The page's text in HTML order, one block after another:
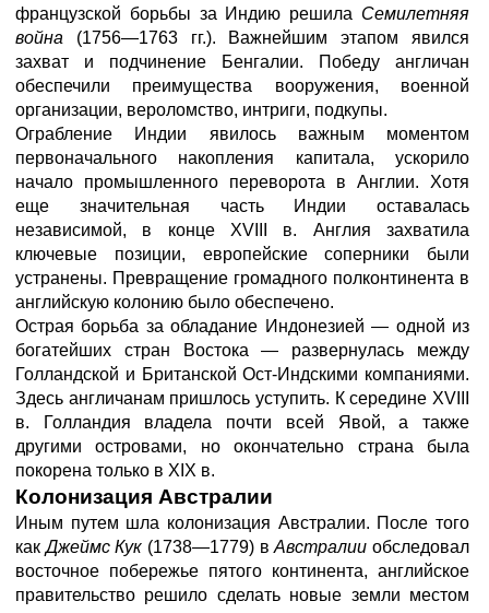
французской борьбы за Индию решила Семилетняя
война (1756—1763 гг.). Важнейшим этапом явился
захват и подчинение Бенгалии. Победу англичан
обеспечили преимущества вооружения, военной
организации, вероломство, интриги, подкупы.
Ограбление Индии явилось важным моментом
первоначального накопления капитала, ускорило
начало промышленного переворота в Англии. Хотя
еще значительная часть Индии оставалась
независимой, в конце XVIII в. Англия захватила
ключевые позиции, европейские соперники были
устранены. Превращение громадного полконтинента в
английскую колонию было обеспечено.
Острая борьба за обладание Индонезией — одной из
богатейших стран Востока — развернулась между
Голландской и Британской Ост-Индскими компаниями.
Здесь англичанам пришлось уступить. К середине XVIII
в. Голландия владела почти всей Явой, а также
другими островами, но окончательно страна была
покорена только в XIX в.
Колонизация Австралии
Иным путем шла колонизация Австралии. После того
какДжеймс Кук (1738—1779) вАвстралииобследовал
восточное побережье пятого континента, английское
правительство решило сделать новые земли местом